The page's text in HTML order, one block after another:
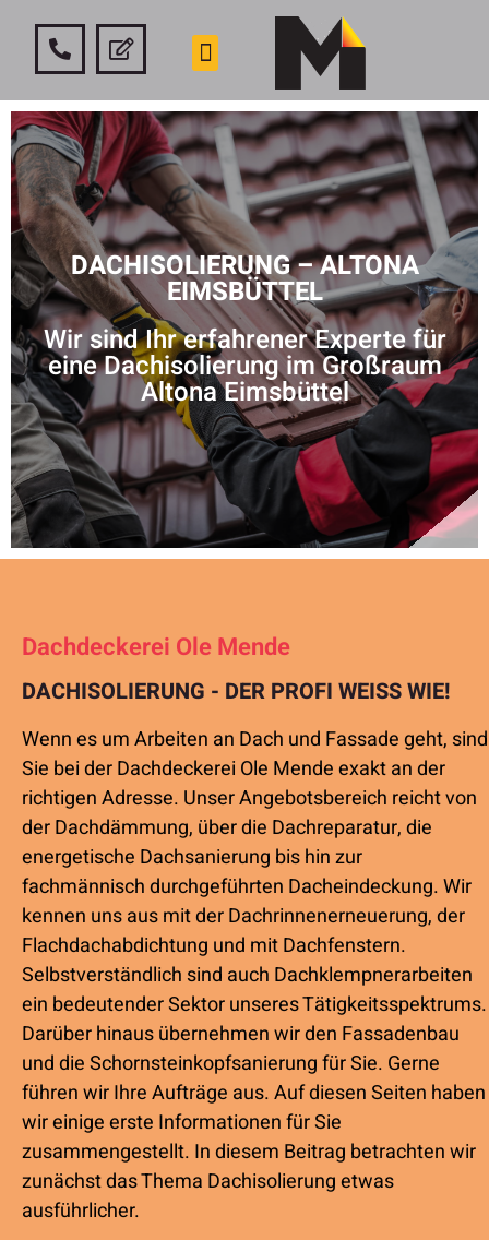
DACHISOLIERUNG – ALTONA
EIMSBÜTTEL
Wir sind Ihr erfahrener Experte für
eine Dachisolierung im Großraum
Altona Eimsbüttel
Dachdeckerei Ole Mende
DACHISOLIERUNG - DER PROFI WEISS WIE!
Wenn es um Arbeiten an Dach und Fassade geht, sind
Sie bei der Dachdeckerei Ole Mende exakt an der
richtigen Adresse. Unser Angebotsbereich reicht von
der Dachdämmung, über die Dachreparatur, die
energetische Dachsanierung bis hin zur
fachmännisch durchgeführten Dacheindeckung. Wir
kennen uns aus mit der Dachrinnenerneuerung, der
Flachdachabdichtung und mit Dachfenstern.
Selbstverständlich sind auch Dachklempnerarbeiten
ein bedeutender Sektor unseres Tätigkeitsspektrums.
Darüber hinaus übernehmen wir den Fassadenbau
und die Schornsteinkopfsanierung für Sie. Gerne
führen wir Ihre Aufträge aus. Auf diesen Seiten haben
wir einige erste Informationen für Sie
zusammengestellt. In diesem Beitrag betrachten wir
zunächst das Thema Dachisolierung etwas
ausführlicher.